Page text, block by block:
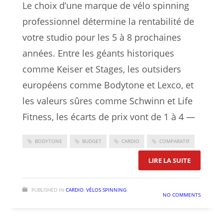
Le choix d’une marque de vélo spinning
professionnel détermine la rentabilité de
votre studio pour les 5 à 8 prochaines
années. Entre les géants historiques
comme Keiser et Stages, les outsiders
européens comme Bodytone et Lexco, et
les valeurs sûres comme Schwinn et Life
Fitness, les écarts de prix vont de 1 à 4 —
BODYTONE BUDGET CARDIO COMPARATIF
LIRE LA SUITE:
PUBLISHED IN CARDIO, VÉLOS SPINNING
NO COMMENTS